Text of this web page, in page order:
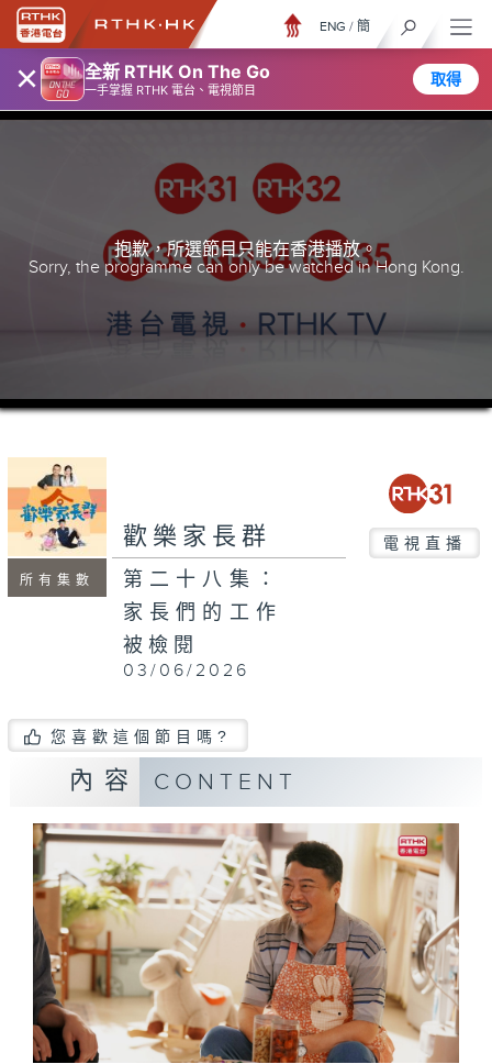
× 全新 RTHK On The Go
一手掌握 RTHK 電台、電視節目
取得
ENG / 簡
抱歉，所選節目只能在香港播放。
Sorry, the programme can only be watched in Hong Kong.
所有集數
歡樂家長群 電視直播
第二十八集：
家長們的工作
被檢閱
03/06/2026
您喜歡這個節目嗎?
內容 CONTENT